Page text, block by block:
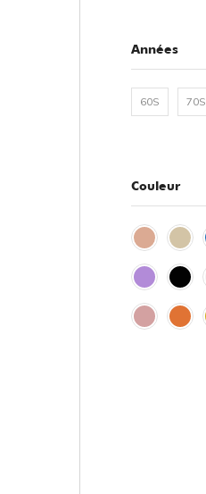
Années
60S 70S
Couleur